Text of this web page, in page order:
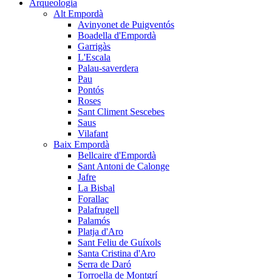
Arqueologia
Alt Empordà
Avinyonet de Puigventós
Boadella d'Empordà
Garrigàs
L'Escala
Palau-saverdera
Pau
Pontós
Roses
Sant Climent Sescebes
Saus
Vilafant
Baix Empordà
Bellcaire d'Empordà
Sant Antoni de Calonge
Jafre
La Bisbal
Forallac
Palafrugell
Palamós
Platja d'Aro
Sant Feliu de Guíxols
Santa Cristina d'Aro
Serra de Daró
Torroella de Montgrí